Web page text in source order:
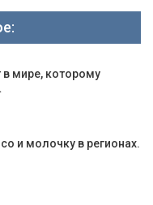
в мире, которому
и молочку в регионах.